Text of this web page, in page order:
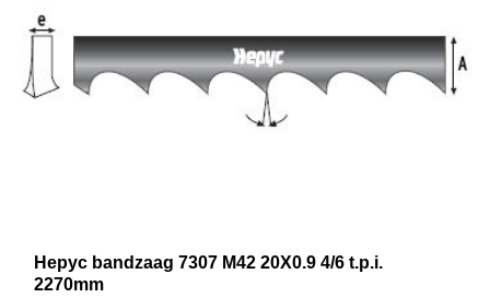
Hepyc bandzaag 7307 M42 20X0.9 4/6 t.p.i.
2270mm